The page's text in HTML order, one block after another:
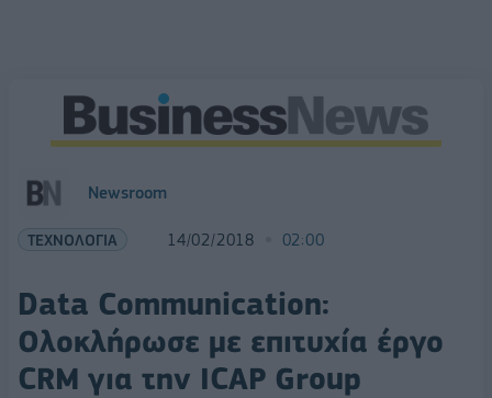
Newsroom
ΤΕΧΝΟΛΟΓΙΑ 14/02/2018 02:00
Data Communication:
Ολοκλήρωσε με επιτυχία έργο
CRM για την ICAP Group